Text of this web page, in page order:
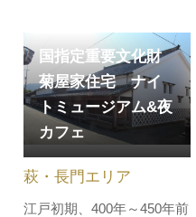
チ型石橋。長さ21.4ｍ、幅
員3.4ｍ、迫石545個を積ん
で構成されています。橋の
真下から見上げると、アー
チの曲線のシルエットが力
ができます…
国指定重要文化財
菊屋家住宅 ナイ
トミュージアム&夜
カフェ
江戸初期、400年～450年前
萩・長門エリア